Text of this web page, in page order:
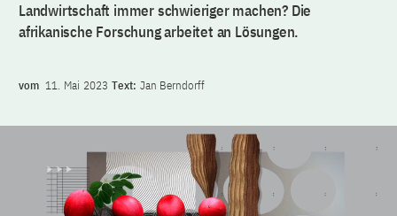
Landwirtschaft immer schwieriger machen? Die
afrikanische Forschung arbeitet an Lösungen.
vom 11. Mai 2023 Text: Jan Berndorff